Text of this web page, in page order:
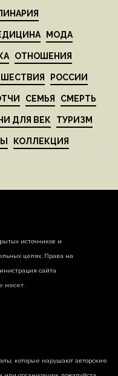
МОДА
ОТНОШЕНИЯ
РОССИИ
СЕМЬЯ СМЕРТЬ
ДЛЯ ВЕК ТУРИЗМ
КОЛЛЕКЦИЯ
источников и
целях. Права на
сайта
несет.
которые нарушают авторские